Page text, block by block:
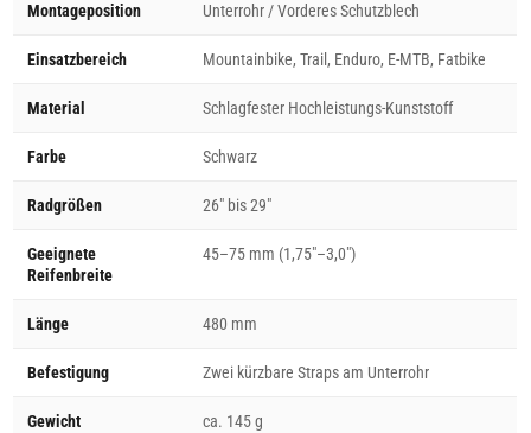
Montageposition Unterrohr / Vorderes Schutzblech
Einsatzbereich Mountainbike, Trail, Enduro, E-MTB, Fatbike
Material Schlagfester Hochleistungs-Kunststoff
Farbe Schwarz
Radgrößen 26" bis 29"
Geeignete
Reifenbreite
45–75 mm (1,75"–3,0")
Länge 480 mm
Befestigung Zwei kürzbare Straps am Unterrohr
Gewicht ca. 145 g